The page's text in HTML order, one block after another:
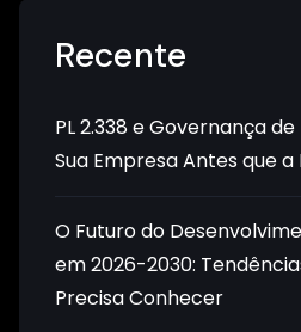
Recente
PL 2.338 e Governança
Sua Empresa Antes que
O Futuro do
em 2026-2030:
Precisa Conhecer